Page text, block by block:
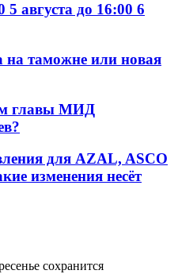
августа до 16:00 6
на таможне или новая
главы МИД
для AZAL, ASCO
изменения несёт
сохранится